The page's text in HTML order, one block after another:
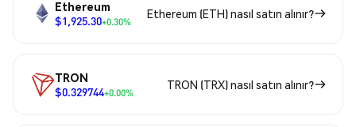
Ethereum
$1,925.30+0.30%
Ethereum (ETH) nasıl satın alınır?
TRON
$0.329744+0.00%
TRON (TRX) nasıl satın alınır?